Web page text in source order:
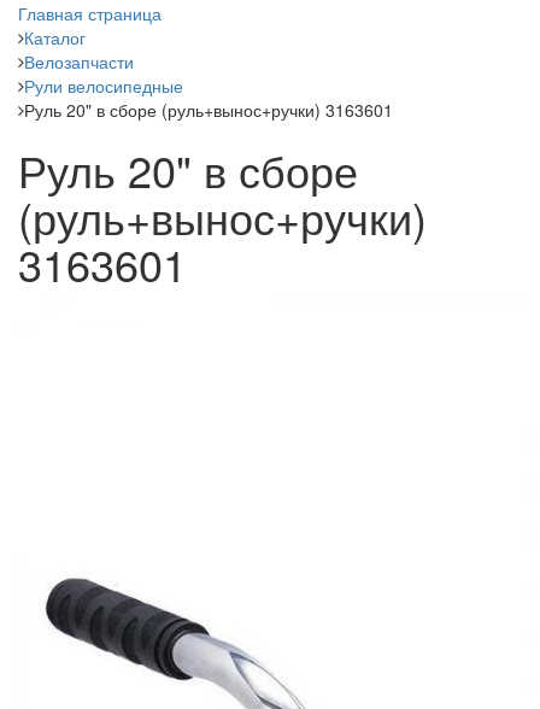
Главная страница
Каталог
Велозапчасти
Рули велосипедные
Руль 20" в сборе (руль+вынос+ручки) 3163601
Руль 20" в сборе
(руль+вынос+ручки)
3163601